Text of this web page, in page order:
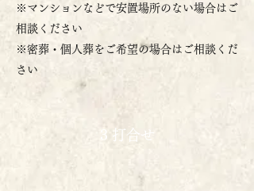
※マンションなどで安置場所のない場合はご
相談ください
※密葬・個人葬をご希望の場合はご相談くだ
さい
3 打合せ